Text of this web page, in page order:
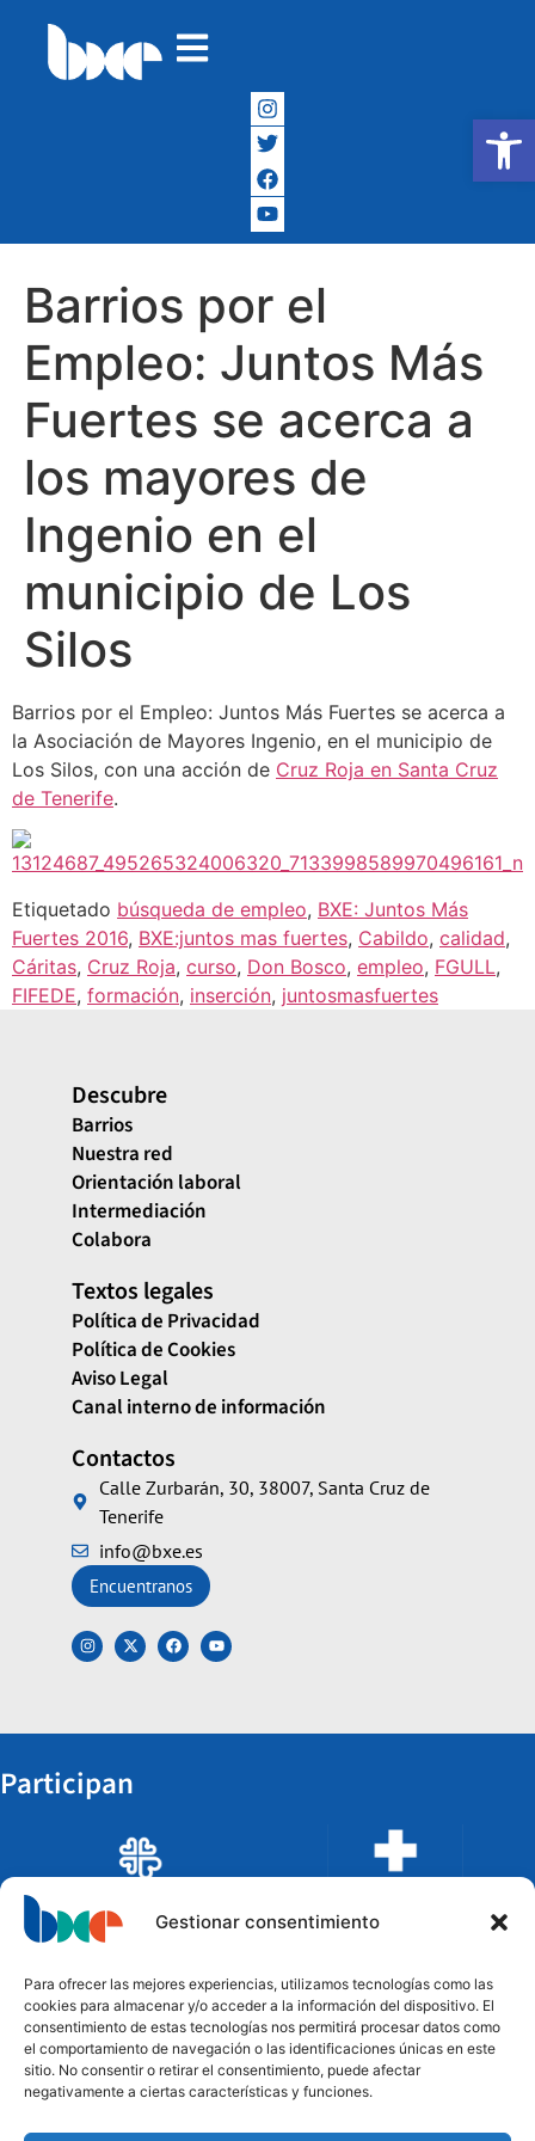
Abrir
Gestionar consentimiento
Para ofrecer las mejores experiencias, utilizamos tecnologías como las
cookies para almacenar y/o acceder a la información del dispositivo. El
consentimiento de estas tecnologías nos permitirá procesar datos como
el comportamiento de navegación o las identificaciones únicas en este
sitio. No consentir o retirar el consentimiento, puede afectar
negativamente a ciertas características y funciones.
Barrios por el
Empleo: Juntos Más
Fuertes se acerca a
los mayores de
Ingenio en el
municipio de Los
Silos
Barrios por el Empleo: Juntos Más Fuertes se acerca a
la Asociación de Mayores Ingenio, en el municipio de
Los Silos, con una acción de Cruz Roja en Santa Cruz
de Tenerife.
Etiquetado búsqueda de empleo, BXE: Juntos Más
Fuertes 2016, BXE:juntos mas fuertes, Cabildo, calidad,
Cáritas, Cruz Roja, curso, Don Bosco, empleo, FGULL,
FIFEDE, formación, inserción, juntosmasfuertes
Descubre
Barrios
Nuestra red
Orientación laboral
Intermediación
Colabora
Textos legales
Política de Privacidad
Política de Cookies
Aviso Legal
Canal interno de información
Contactos
Calle Zurbarán, 30, 38007, Santa Cruz de
Tenerife
info@bxe.es
Encuentranos
Participan